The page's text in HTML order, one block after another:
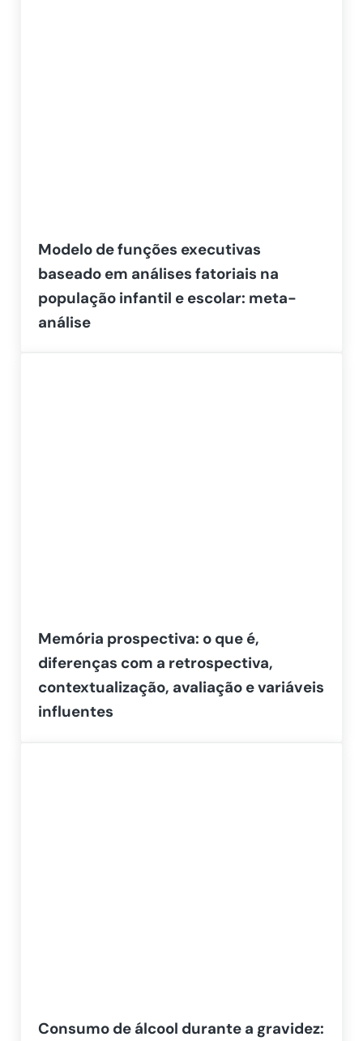
Modelo de funções executivas
baseado em análises fatoriais na
população infantil e escolar: meta-
análise
Memória prospectiva: o que é,
diferenças com a retrospectiva,
contextualização, avaliação e variáveis
influentes
Consumo de álcool durante a gravidez: